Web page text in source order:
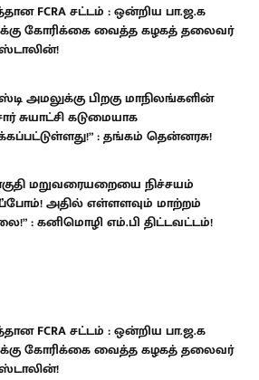
FCRA சட்டம் : ஒன்றிய பா.ஜ.க
கோரிக்கை வைத்த கழகத் தலைவர்
அமலுக்கு பிறகு மாநிலங்களின்
சுயாட்சி கடுமையாக
: தங்கம் தென்னரசு!
மறுவரையறையை நிச்சயம்
அதில் எள்ளளவும் மாற்றம்
: கனிமொழி எம்.பி திட்டவட்டம்!
FCRA சட்டம் : ஒன்றிய பா.ஜ.க
கோரிக்கை வைத்த கழகத் தலைவர்